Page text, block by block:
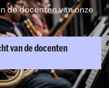
de docenten van onze
van de docenten